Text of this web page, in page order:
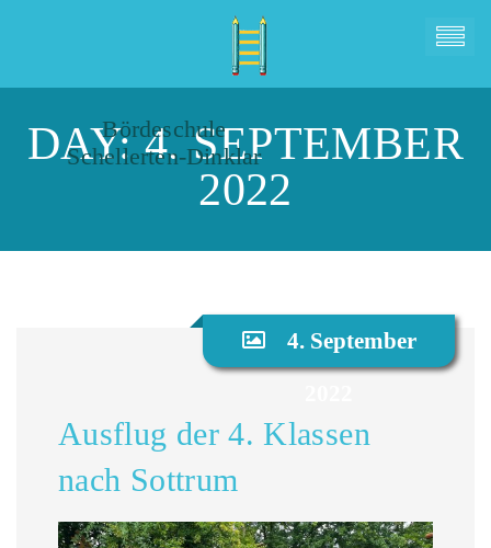
Bördeschule
Schellerten-Dinklar
DAY:4. SEPTEMBER
2022
4. September
Ausflug der 4. Klassen
nach Sottrum